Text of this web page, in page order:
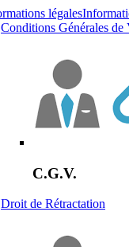
Conditions Générales de
C.G.V.
Droit de Rétractation